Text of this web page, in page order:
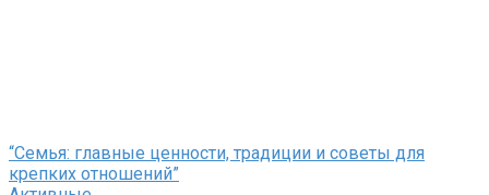
“Семья: главные ценности, традиции и советы для
крепких отношений”